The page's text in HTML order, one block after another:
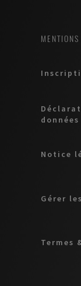
données
Notice
Gérer
Termes